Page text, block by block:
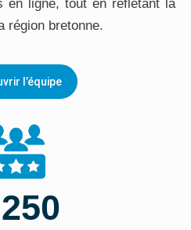
en ligne, tout en reflétant la
région bretonne.
l’équipe